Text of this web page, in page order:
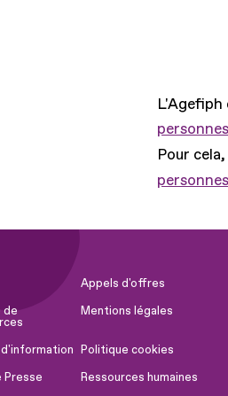
L'Agefiph
Pour
Appels d'offres
de
Mentions légales
Politique cookies
Presse
Ressources humaines